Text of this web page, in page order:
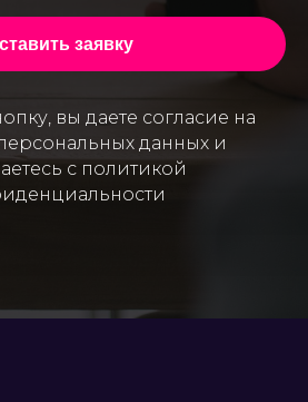
заявку
вы даете согласие на
данных и
c политикой